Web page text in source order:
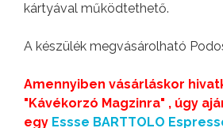
kártyával működtethető.
A készülék megvásárolható
Amennyiben vásárláskor
"Kávékorzó Magzinra" , úgy
egy Essse BARTTOLO